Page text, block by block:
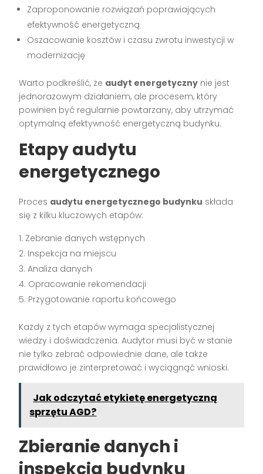
Zaproponowanie rozwiązań poprawiających
efektywność energetyczną
Oszacowanie kosztów i czasu zwrotu inwestycji w
modernizację
Warto podkreślić, że audyt energetyczny nie jest
jednorazowym działaniem, ale procesem, który
powinien być regularnie powtarzany, aby utrzymać
optymalną efektywność energetyczną budynku.
Etapy audytu
energetycznego
Proces audytu energetycznego budynku składa
się z kilku kluczowych etapów:
Zebranie danych wstępnych
Inspekcja na miejscu
Analiza danych
Opracowanie rekomendacji
Przygotowanie raportu końcowego
Każdy z tych etapów wymaga specjalistycznej
wiedzy i doświadczenia. Audytor musi być w stanie
nie tylko zebrać odpowiednie dane, ale także
prawidłowo je zinterpretować i wyciągnąć wnioski.
Jak odczytać etykietę energetyczną
sprzętu AGD?
Zbieranie danych i
inspekcja budynku